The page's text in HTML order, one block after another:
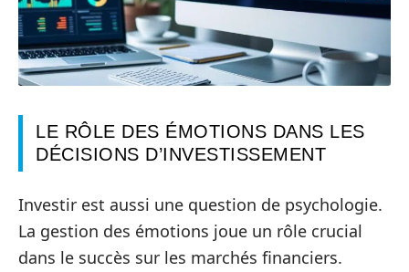
LE RÔLE DES ÉMOTIONS DANS LES
DÉCISIONS D’INVESTISSEMENT
Investir est aussi une question de psychologie.
La gestion des émotions joue un rôle crucial
dans le succès sur les marchés financiers.